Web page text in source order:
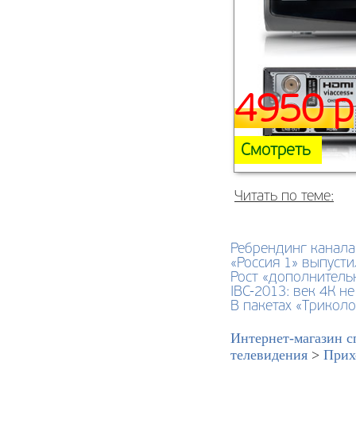
Смотреть
4950 р
Читать по теме:
Ребрендинг
«Россия 1»
Рост
IBC-2013: век 4К
В пакетах
Интернет-магазин
телевидения >